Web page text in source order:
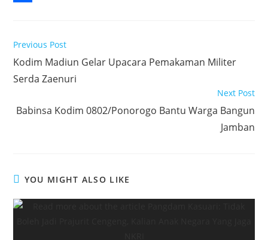
o
k
e
r
s
A
p
k
e
a
r
Read
more
articles
Previous Post
Kodim Madiun Gelar Upacara Pemakaman Militer
Serda Zaenuri
Next Post
Babinsa Kodim 0802/Ponorogo Bantu Warga Bangun
Jamban
YOU MIGHT ALSO LIKE